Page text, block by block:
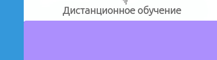
Дистанционное обучение